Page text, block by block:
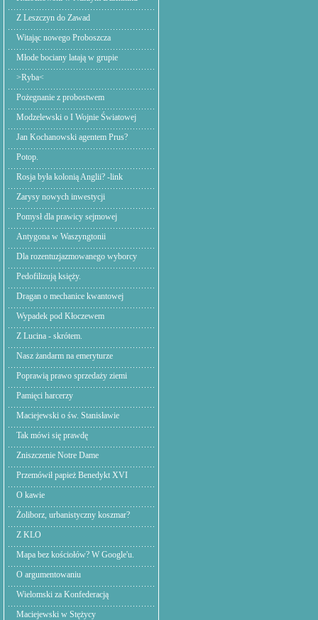
Z Leszczyn do Zawad
Witając nowego Proboszcza
Młode bociany latają w grupie
>Ryba<
Pożegnanie z probostwem
Modzelewski o I Wojnie Światowej
Jan Kochanowski agentem Prus?
Potop.
Rosja była kolonią Anglii? -link
Zarysy nowych inwestycji
Pomysł dla prawicy sejmowej
Antygona w Waszyngtonii
Dla rozentuzjazmowanego wyborcy
Pedofilizują księży.
Dragan o mechanice kwantowej
Wypadek pod Kłoczewem
Z Lucina - skrótem.
Nasz żandarm na emeryturze
Poprawią prawo sprzedaży ziemi
Pamięci harcerzy
Maciejewski o św. Stanisławie
Tak mówi się prawdę
Zniszczenie Notre Dame
Przemówił papież Benedykt XVI
O kawie
Żoliborz, urbanistyczny koszmar?
Z KLO
Mapa bez kościołów? W Google'u.
O argumentowaniu
Wielomski za Konfederacją
Maciejewski w Stężycy